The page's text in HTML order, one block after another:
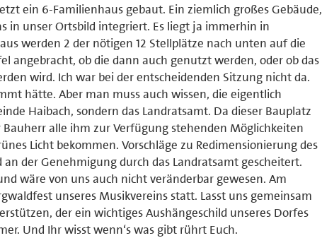
ein 6-Familienhaus gebaut. Ein ziemlich großes Gebäude,
in unser Ortsbild integriert. Es liegt ja immerhin in
werden 2 der nötigen 12 Stellplätze nach unten auf die
angebracht, ob die dann auch genutzt werden, oder ob das
wird. Ich war bei der entscheidenden Sitzung nicht da.
hätte. Aber man muss auch wissen, die eigentlich
Haibach, sondern das Landratsamt. Da dieser Bauplatz
alle ihm zur Verfügung stehenden Möglichkeiten
Licht bekommen. Vorschläge zu Redimensionierung des
der Genehmigung durch das Landratsamt gescheitert.
wäre von uns auch nicht veränderbar gewesen. Am
unseres Musikvereins statt. Lasst uns gemeinsam
der ein wichtiges Aushängeschild unseres Dorfes
Und Ihr wisst wenn‘s was gibt rührt Euch.